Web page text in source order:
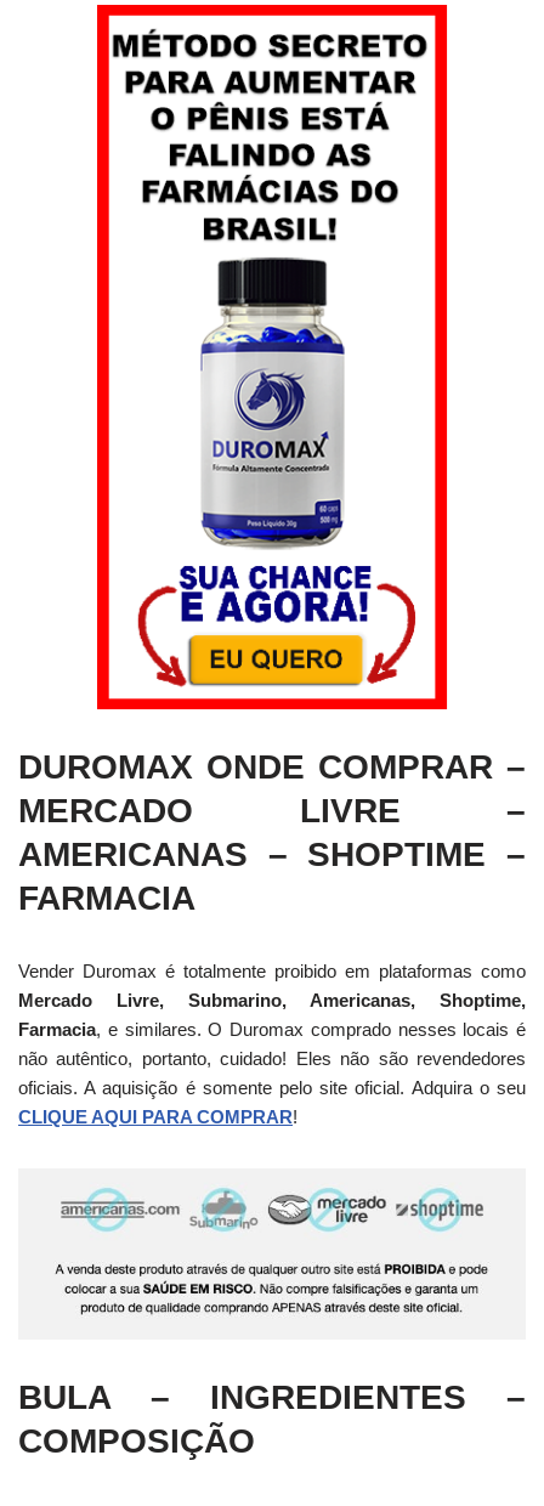
DUROMAX ONDE COMPRAR –
MERCADO LIVRE –
AMERICANAS – SHOPTIME –
FARMACIA
Vender Duromax é totalmente proibido em plataformas como
Mercado Livre, Submarino, Americanas, Shoptime,
Farmacia, e similares. O Duromax comprado nesses locais é
não autêntico, portanto, cuidado! Eles não são revendedores
oficiais. A aquisição é somente pelo site oficial. Adquira o seu
CLIQUE AQUI PARA COMPRAR!
BULA – INGREDIENTES –
COMPOSIÇÃO